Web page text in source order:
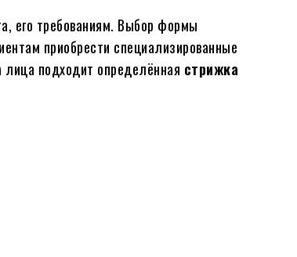
его требованиям. Выбор формы
приобрести специализированные
лица подходит определённая стрижка